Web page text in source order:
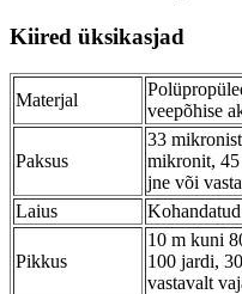
Kiired üksikasjad
Materjal
veepõhise
Paksus
33
mikronit,
jne või
Laius
Pikkus
10 m kuni
100 jardi,
vastavalt